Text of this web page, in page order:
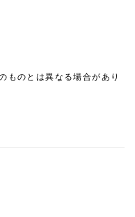
ものとは異なる場合があり